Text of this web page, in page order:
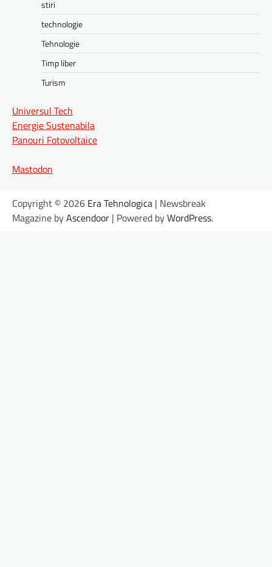
stiri
technologie
Tehnologie
Timp liber
Turism
Universul Tech
Energie Sustenabila
Panouri Fotovoltaice
Mastodon
Copyright © 2026 Era Tehnologica | Newsbreak
Magazine byAscendoor | Powered byWordPress.